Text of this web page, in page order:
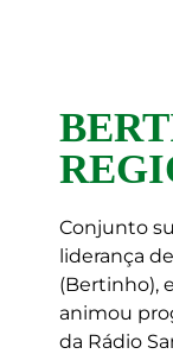
Conjunto
liderança
(Bertinho),
animou
da Rádio